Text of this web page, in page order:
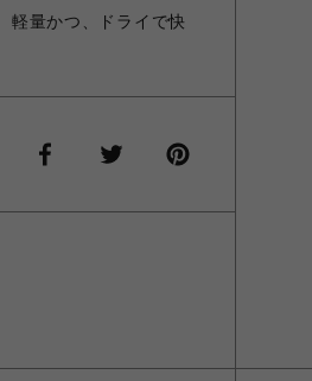
軽量かつ、ドライで快